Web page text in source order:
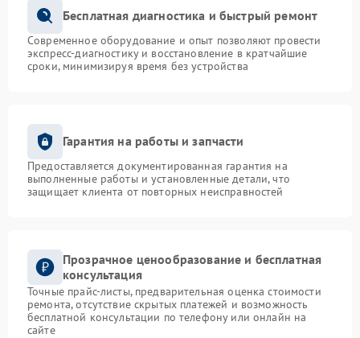
Бесплатная диагностика и быстрый ремонт
Современное оборудование и опыт позволяют провести
экспресс-диагностику и восстановление в кратчайшие
сроки, минимизируя время без устройства
Гарантия на работы и запчасти
Предоставляется документированная гарантия на
выполненные работы и установленные детали, что
защищает клиента от повторных неисправностей
Прозрачное ценообразование и бесплатная
консультация
Точные прайс-листы, предварительная оценка стоимости
ремонта, отсутствие скрытых платежей и возможность
бесплатной консультации по телефону или онлайн на
сайте